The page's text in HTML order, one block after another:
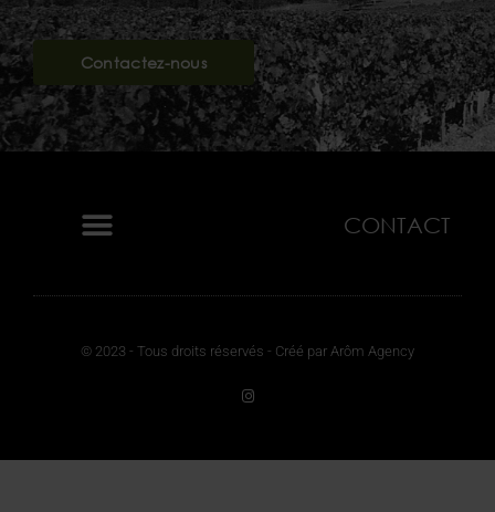
Contactez-nous
CONTACT
© 2023 - Tous droits réservés - Créé par Arôm Agency